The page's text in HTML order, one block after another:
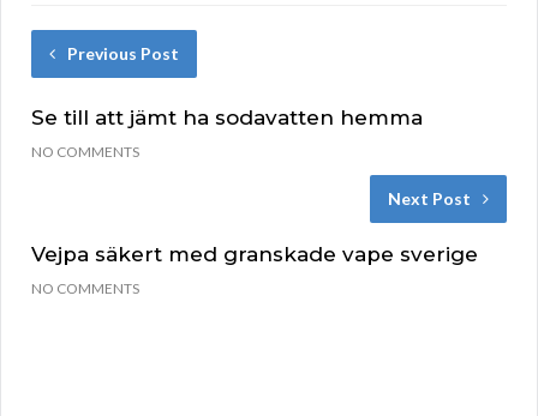
Previous Post
Se till att jämt ha sodavatten hemma
NO COMMENTS
Next Post
Vejpa säkert med granskade vape sverige
NO COMMENTS